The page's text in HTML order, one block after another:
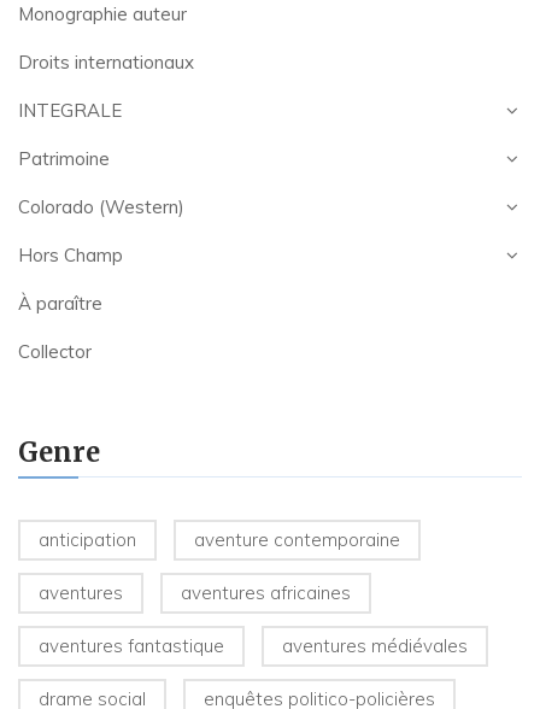
Monographie auteur
Droits internationaux
INTEGRALE
Patrimoine
Colorado (Western)
Hors Champ
À paraître
Collector
Genre
anticipation aventure contemporaine
aventures aventures africaines
aventures fantastique aventures médiévales
drame social enquêtes politico-policières